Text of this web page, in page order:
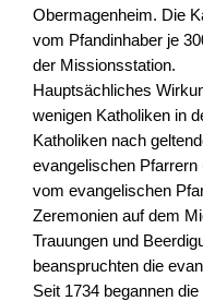
Obermagenheim. Die
vom Pfandinhaber je
der Missionsstation.
Hauptsächliches
wenigen Katholiken in
Katholiken nach
evangelischen Pfarrern
vom evangelischen
Zeremonien auf dem
Trauungen und
beanspruchten die
Seit 1734 begannen